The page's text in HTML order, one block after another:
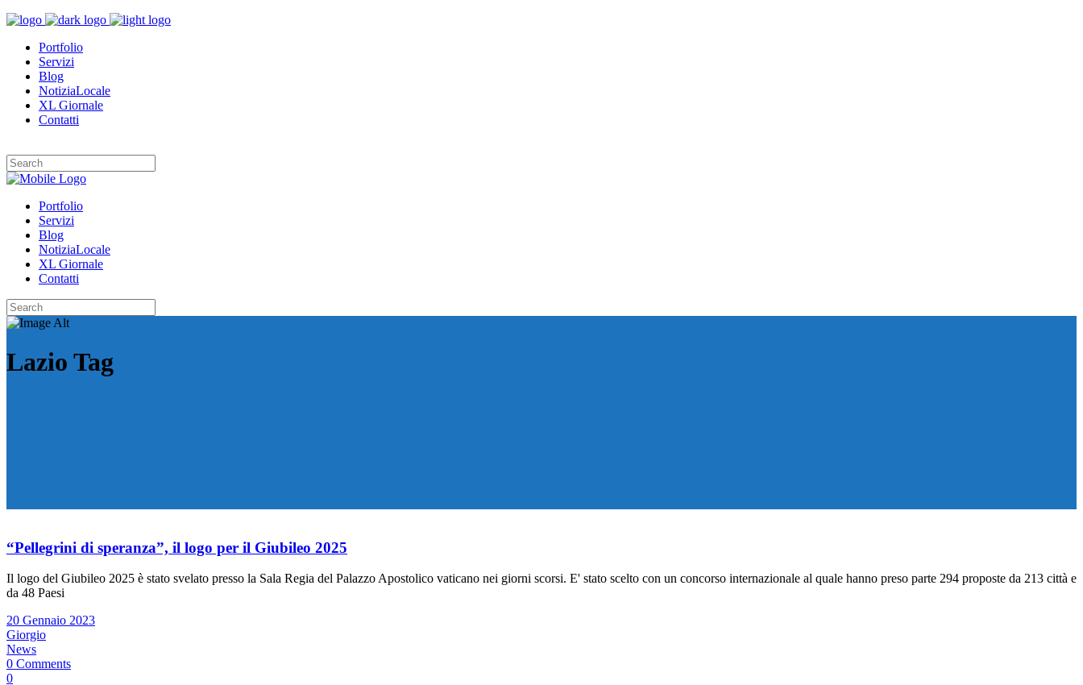
Portfolio
Servizi
Blog
NotiziaLocale
XL Giornale
Contatti
Portfolio
Servizi
Blog
NotiziaLocale
XL Giornale
Contatti
Lazio Tag
“Pellegrini di speranza”, il logo per il Giubileo 2025
Il logo del Giubileo 2025 è stato svelato presso la Sala Regia del Palazzo Apostolico vaticano nei giorni scorsi. E' stato scelto con un concorso internazionale al quale hanno preso parte 294 proposte da 213 città e
da 48 Paesi
20 Gennaio 2023
Giorgio
News
0 Comments
0